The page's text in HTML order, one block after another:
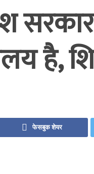
है,
फेसबुक शेयर